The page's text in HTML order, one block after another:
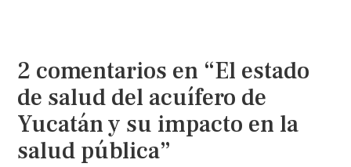
2 comentarios en “El estado
de salud del acuífero de
Yucatán y su impacto en la
salud pública”